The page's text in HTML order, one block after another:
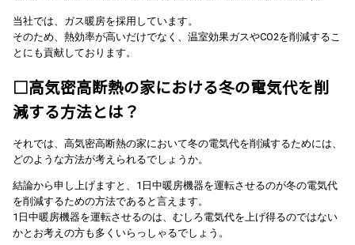
当社では、ガス暖房を採用しています。
そのため、熱効率が高いだけでなく、温室効果ガスやCO2を削減するこ
とにも貢献しております。
□高気密高断熱の家における冬の電気代を削
減する方法とは？
それでは、高気密高断熱の家において冬の電気代を削減するためには、
どのような方法が考えられるでしょうか。
結論から申し上げますと、1日中暖房機器を運転させるのが冬の電気代
を削減するための方法であると言えます。
1日中暖房機器を運転させるのは、むしろ電気代を上げ得るのではない
かとお考えの方も多くいらっしゃるでしょう。